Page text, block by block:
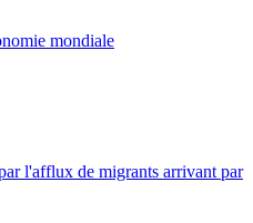
mondiale
l'afflux de migrants arrivant par